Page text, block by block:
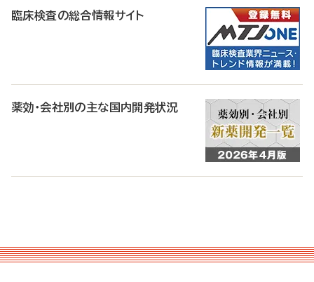
臨床検査の総合情報サイト
薬効・会社別の主な国内開発状況